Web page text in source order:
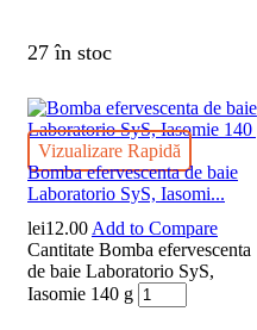
27 în stoc
Vizualizare Rapidă
Bomba efervescenta de baie
Laboratorio SyS, Iasomi...
lei12.00 Add to Compare
Cantitate Bomba efervescenta
de baie Laboratorio SyS,
Iasomie 140 g